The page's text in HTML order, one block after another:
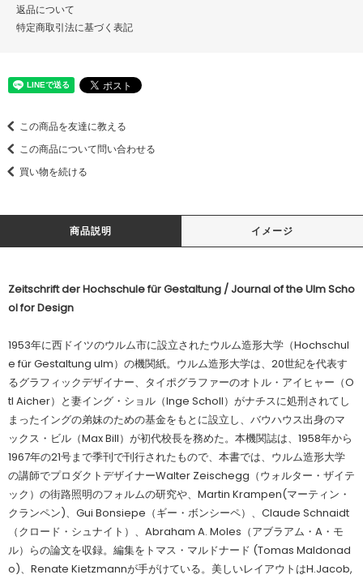
返品について
特定商取引法に基づく表記
この商品を友達に教える
この商品について問い合わせる
買い物を続ける
商品説明 イメージ
Zeitschrift der Hochschule für Gestaltung / Journal of the Ulm Scho
ol for Design
1953年に西ドイツのウルム市に設立されたウルム造形大学（Hochschul
e für Gestaltung ulm）の機関紙。ウルム造形大学は、20世紀を代表す
るグラフィックデザイナー、タイポグラファーのオトル・アイヒャー（O
tl Aicher）と妻イング・ショル（Inge Scholl）がナチスに処刑されてし
まったイングの弟妹のための基金をもとに設立し、バウハウス出身のマ
ックス・ビル（Max Bill）が初代校長を務めた。本機関誌は、1958年から
1967年の21号まで季刊で刊行されたもので、本書では、ウルム造形大学
の講師でプロダクトデザイナーWalter Zeischegg（ウォルター・ザイテ
ック）の街路照明のフォルムの研究や、Martin Krampen(マーティン・
クランペン)、Gui Bonsiepe（ギー・ボンシーペ）、Claude Schnaidt
（クロード・シュナイト）、Abraham A. Moles（アブラアム・A・モ
ル）らの論文を収録。編集をトマス・マルドナード (Tomas Maldonad
o)、Renate Kietzmannが手がけている。美しいレイアウトはH.Jacob,